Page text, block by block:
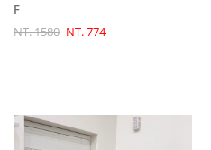
F
NT. 1580 NT. 774